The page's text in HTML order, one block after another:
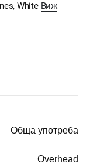
White Виж
Обща употреба
Overhead